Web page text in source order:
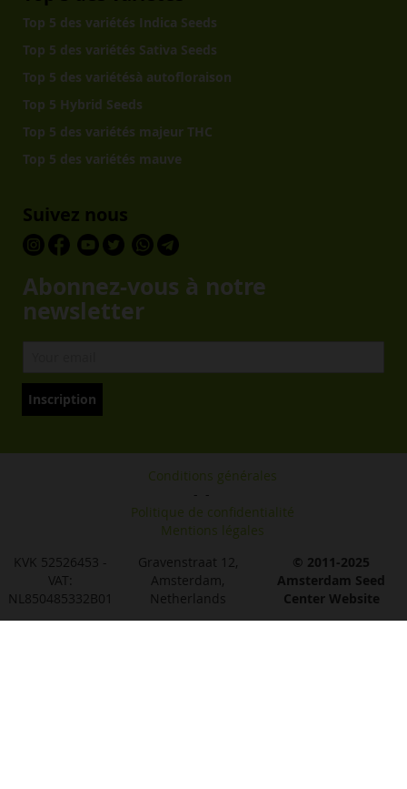
Top 5 des variétés Indica Seeds
Top 5 des variétés Sativa Seeds
Top 5 des variétésà autofloraison
Top 5 Hybrid Seeds
Top 5 des variétés majeur THC
Top 5 des variétés mauve
Suivez nous
Abonnez-vous à notre
newsletter
Inscription
Conditions générales
-
Politique de confidentialité
-
Mentions légales
KVK 52526453 -
VAT:
NL850485332B01
Gravenstraat 12,
Amsterdam,
Netherlands
© 2011-2025
Amsterdam Seed
Center Website